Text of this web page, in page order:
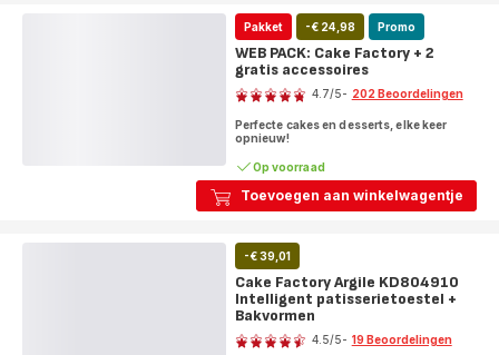
Toevoegen aan winkelwagentje
Pakket -€ 24,98 Promo
WEB PACK: Cake Factory + 2
gratis accessoires
Beoordeling
4.7/5- 202 Beoordelingen
Perfecte cakes en desserts, elke keer
opnieuw!
Op voorraad
-€ 39,01
Cake Factory Argile KD804910
Intelligent patisserietoestel +
Bakvormen
Beoordeling
4.5/5- 19 Beoordelingen